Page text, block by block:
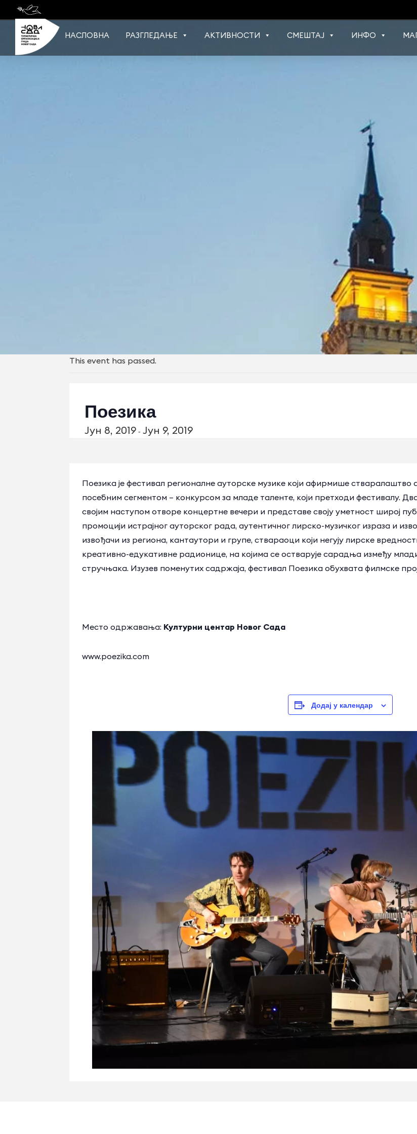
content
НАСЛОВНА РАЗГЛЕДАЊЕ АКТИВНОСТИ СМЕШТАЈ ИНФО
This event has passed.
Поезика
Јун 8, 2019 - Јун 9, 2019
Поезика је фестивал регионалне ауторске музике који афирмише стваралаштво
посебним сегментом – конкурсом за младе таленте, који претходи фестивалу.
својим наступом отворе концертне вечери и представе своју уметност широј
промоцији истрајног ауторског рада, аутентичног лирско-музичког израза и
извођачи из региона, кантаутори и групе, ствараоци који негују лирске
креативно-едукативне радионице, на којима се остварује сарадња између
стручњака. Изузев поменутих садржаја, фестивал Поезика обухвата филмске
Место одржавања: Културни центар Новог Сада
www.poezika.com
Додај у календар